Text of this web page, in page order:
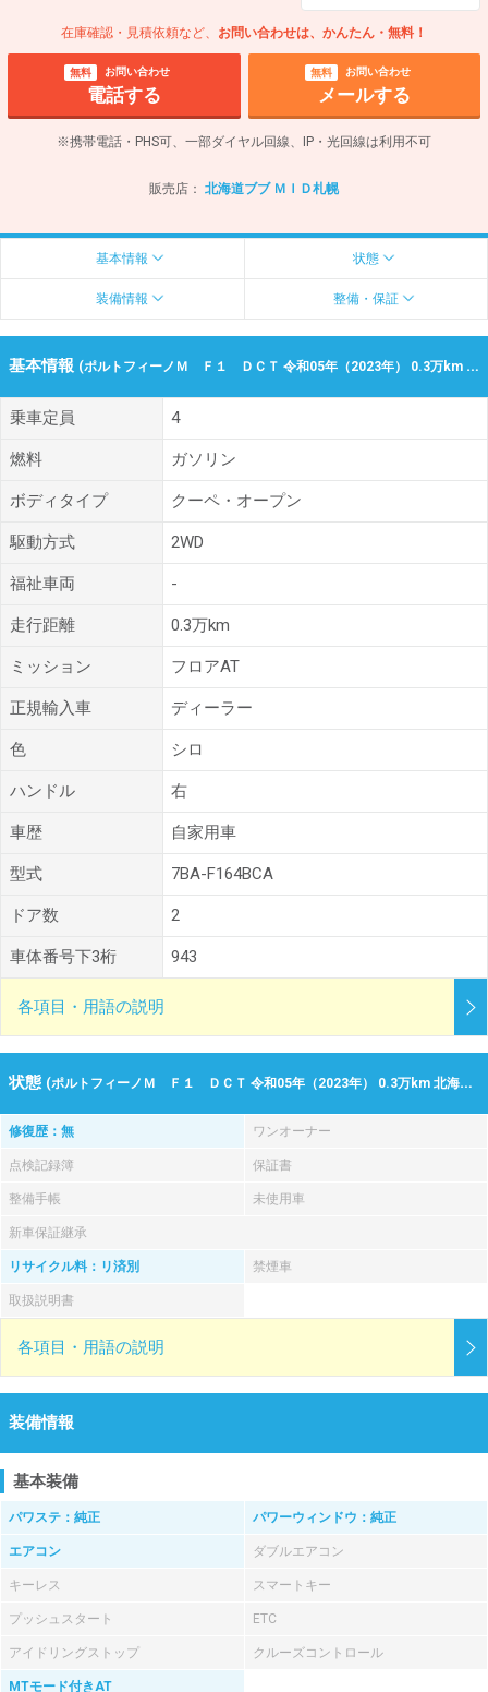
在庫確認・見積依頼など、 お問い合わせは、かんたん・無料！
無料 お問い合わせ
電話する
無料 お問い合わせ
メールする
※携帯電話・PHS可、一部ダイヤル回線、IP・光回線は利用不可
販売店： 北海道ブブ ＭＩＤ札幌
基本情報 状態
装備情報 整備・保証
基本情報 (ポルトフィーノＭ Ｆ１ ＤＣＴ 令和05年（2023年） 0.3万km 北海道札幌市東区)
乗車定員 4
燃料 ガソリン
ボディタイプ クーペ・オープン
駆動方式 2WD
福祉車両 -
走行距離 0.3万km
ミッション フロアAT
正規輸入車 ディーラー
色 シロ
ハンドル 右
車歴 自家用車
型式 7BA-F164BCA
ドア数 2
車体番号下3桁 943
各項目・用語の説明
状態 (ポルトフィーノＭ Ｆ１ ＤＣＴ 令和05年（2023年） 0.3万km 北海道札幌市東区)
修復歴：無 ワンオーナー
点検記録簿 保証書
整備手帳 未使用車
新車保証継承
リサイクル料：リ済別 禁煙車
取扱説明書
各項目・用語の説明
装備情報
基本装備
パワステ：純正 パワーウィンドウ：純正
エアコン ダブルエアコン
キーレス スマートキー
プッシュスタート ETC
アイドリングストップ クルーズコントロール
MTモード付きAT